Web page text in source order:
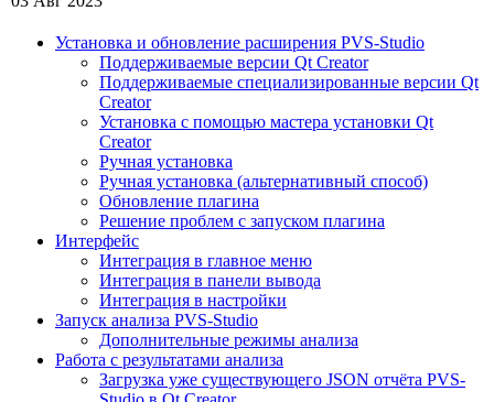
Установка и обновление расширения PVS-Studio
Поддерживаемые версии Qt Creator
Поддерживаемые специализированные версии Qt
Creator
Установка с помощью мастера установки Qt
Creator
Ручная установка
Ручная установка (альтернативный способ)
Обновление плагина
Решение проблем с запуском плагина
Интерфейс
Интеграция в главное меню
Интеграция в панели вывода
Интеграция в настройки
Запуск анализа PVS-Studio
Дополнительные режимы анализа
Работа с результатами анализа
Загрузка уже существующего JSON отчёта PVS-